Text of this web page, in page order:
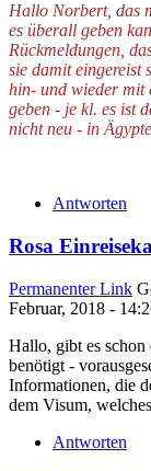
Hallo Norbert, das
es überall geben
Rückmeldungen,
sie damit eingereist
hin- und wieder mit
geben - je kl. es ist
nicht neu - in
Antworten
Rosa
Permanenter Link
Februar, 2018 -
Hallo, gibt es schon
benötigt -
Informationen, die
dem Visum,
Antworten